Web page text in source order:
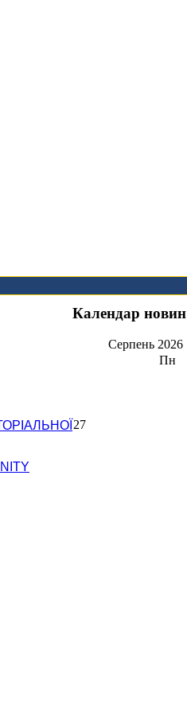
Календар новин
Серпень 2026
Пн
27